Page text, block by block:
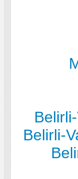
Belirli-